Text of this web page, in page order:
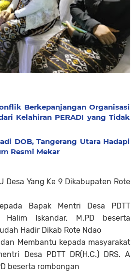
Berkepanjangan Organisasi
Kelahiran PERADI yang Tidak
DOB, Tangerang Utara Hadapi
Resmi Mekar
Desa Yang Ke 9 Dikabupaten Rote
Bapak Mentri Desa PDTT
Halim Iskandar, M.PD beserta
Hadir Dikab Rote Ndao
Membantu kepada masyarakat
Desa PDTT DR(H.C.) DRS. A
beserta rombongan